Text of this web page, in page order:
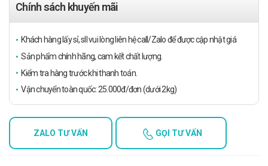
Chính sách khuyến mãi
Khách hàng lấy sỉ, sll vui lòng liên hệ call/Zalo để được cập nhật giá
Sản phẩm chính hãng, cam kết chất lượng.
Kiểm tra hàng trước khi thanh toán.
Vận chuyển toàn quốc: 25.000đ/đơn (dưới 2kg)
ZALO TƯ VẤN GỌI TƯ VẤN